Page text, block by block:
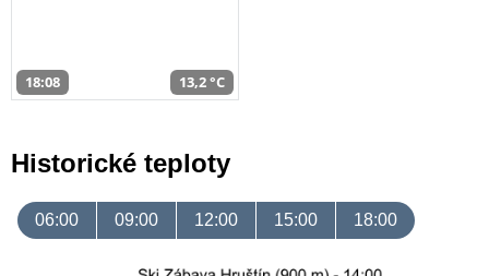
18:08 13,2 °C
Historické teploty
06:00 09:00 12:00 15:00 18:00